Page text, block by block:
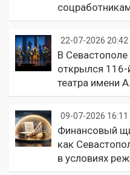
22-07-2026 20:42
В
открылся 116-
театра имени
09-07-2026 16:11
Финансовый
как
в условиях